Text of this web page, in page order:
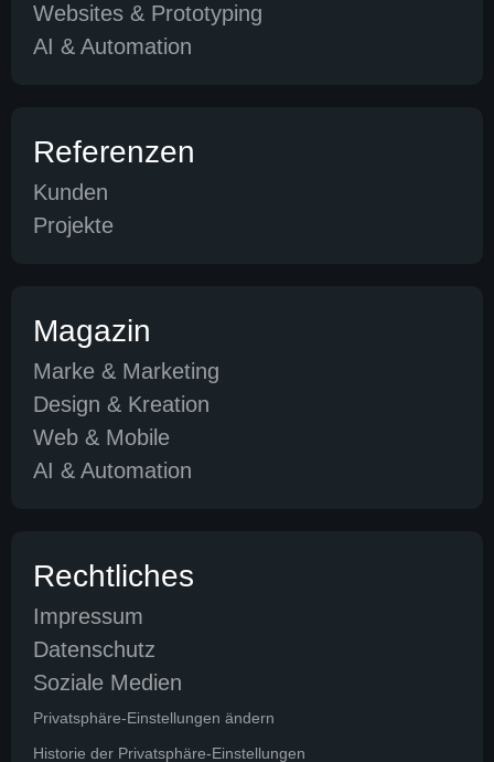
Websites & Prototyping
AI & Automation
Referenzen
Kunden
Projekte
Magazin
Marke & Marketing
Design & Kreation
Web & Mobile
AI & Automation
Rechtliches
Impressum
Datenschutz
Soziale Medien
Privatsphäre-Einstellungen ändern
Historie der Privatsphäre-Einstellungen